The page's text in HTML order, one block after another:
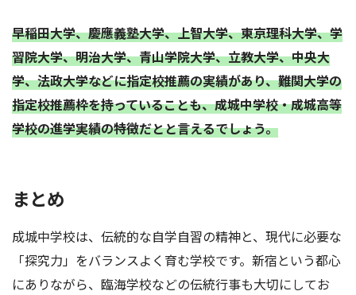
早稲田大学、慶應義塾大学、上智大学、東京理科大学、学
習院大学、明治大学、青山学院大学、立教大学、中央大
学、法政大学などに指定校推薦の実績があり、難関大学の
指定校推薦枠を持っていることも、成城中学校・成城高等
学校の進学実績の特徴だとと言えるでしょう。
まとめ
成城中学校は、伝統的な自学自習の精神と、現代に必要な
「探究力」をバランスよく育む学校です。新宿という都心
にありながら、臨海学校などの伝統行事も大切にしてお